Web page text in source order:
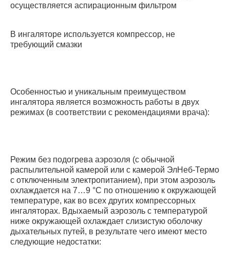
осуществляется аспирационным фильтром
В ингаляторе используется компрессор, не
требующий смазки
Особенностью и уникальным преимуществом
ингалятора является возможность работы в двух
режимах (в соответствии с рекомендациями врача):
Режим без подогрева аэрозоля (с обычной
распылительной камерой или с камерой ЭлНеб-Термо
с отключенным электропитанием), при этом аэрозоль
охлаждается на 7…9 °С по отношению к окружающей
температуре, как во всех других компрессорных
ингаляторах. Вдыхаемый аэрозоль с температурой
ниже окружающей охлаждает слизистую оболочку
дыхательных путей, в результате чего имеют место
следующие недостатки: